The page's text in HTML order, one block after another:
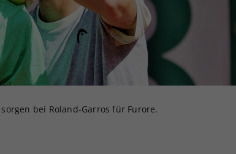
bei Roland-Garros für Furore.
Ihrer vorgenommen Einstellungen, falls der
Webseiten-Betreiber dies eingestellt hat.